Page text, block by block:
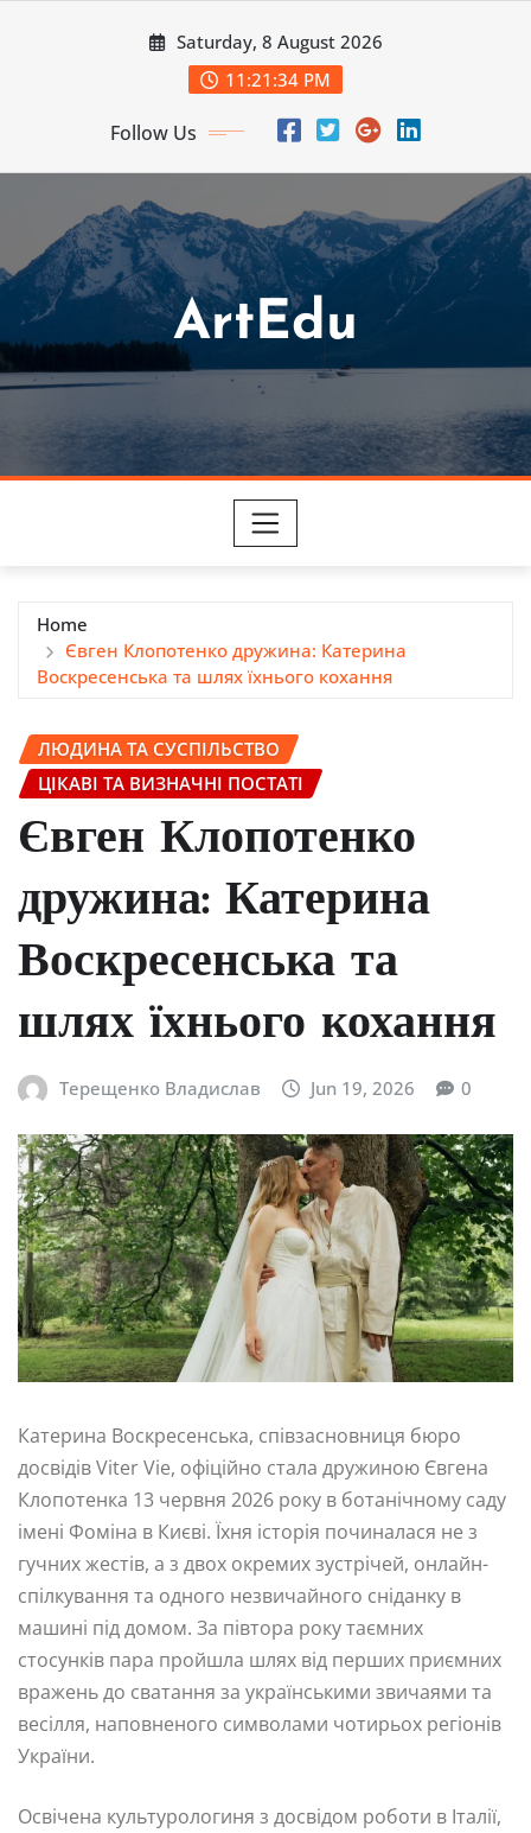
Saturday, 8 August 2026
11:21:35 PM
Follow Us
ArtEdu
Home
Євген Клопотенко дружина: Катерина
Воскресенська та шлях їхнього кохання
ЛЮДИНА ТА СУСПІЛЬСТВО
ЦІКАВІ ТА ВИЗНАЧНІ ПОСТАТІ
Євген Клопотенко
дружина: Катерина
Воскресенська та
шлях їхнього кохання
Терещенко Владислав Jun 19, 2026 0
Катерина Воскресенська, співзасновниця бюро
досвідів Viter Vie, офіційно стала дружиною Євгена
Клопотенка 13 червня 2026 року в ботанічному саду
імені Фоміна в Києві. Їхня історія починалася не з
гучних жестів, а з двох окремих зустрічей, онлайн-
спілкування та одного незвичайного сніданку в
машині під домом. За півтора року таємних
стосунків пара пройшла шлях від перших приємних
вражень до сватання за українськими звичаями та
весілля, наповненого символами чотирьох регіонів
України.
Освічена культурологиня з досвідом роботи в Італії,